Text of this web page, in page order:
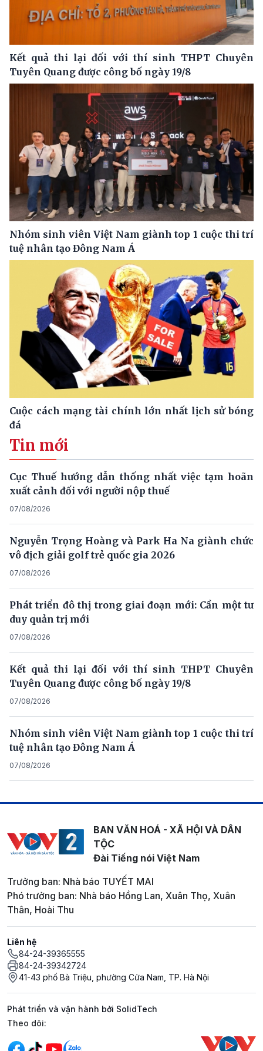
Kết quả thi lại đối với thí sinh THPT Chuyên
Tuyên Quang được công bố ngày 19/8
Nhóm sinh viên Việt Nam giành top 1 cuộc thi trí
tuệ nhân tạo Đông Nam Á
Cuộc cách mạng tài chính lớn nhất lịch sử bóng
đá
Tin mới
Cục Thuế hướng dẫn thống nhất việc tạm hoãn
xuất cảnh đối với người nộp thuế
07/08/2026
Nguyễn Trọng Hoàng và Park Ha Na giành chức
vô địch giải golf trẻ quốc gia 2026
07/08/2026
Phát triển đô thị trong giai đoạn mới: Cần một tư
duy quản trị mới
07/08/2026
Kết quả thi lại đối với thí sinh THPT Chuyên
Tuyên Quang được công bố ngày 19/8
07/08/2026
Nhóm sinh viên Việt Nam giành top 1 cuộc thi trí
tuệ nhân tạo Đông Nam Á
07/08/2026
BAN VĂN HOÁ - XÃ HỘI VÀ DÂN
TỘC
Đài Tiếng nói Việt Nam
Trưởng ban: Nhà báo TUYẾT MAI
Phó trưởng ban: Nhà báo Hồng Lan, Xuân Thọ, Xuân
Thân, Hoài Thu
Liên hệ
84-24-39365555
84-24-39342724
41-43 phố Bà Triệu, phường Cửa Nam, TP. Hà Nội
Phát triển và vận hành bởi SolidTech
Mạng xã hội
Theo dõi: